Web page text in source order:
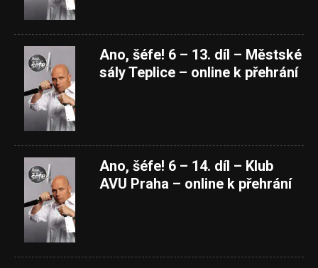
Ano, šéfe! 6 – 13. díl – Městské
sály Teplice – online k přehrání
Ano, šéfe! 6 – 14. díl – Klub
AVU Praha – online k přehrání